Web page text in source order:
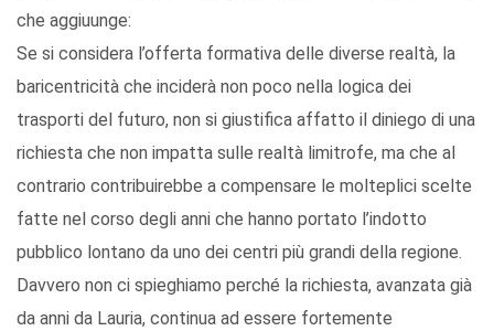
che aggiuunge:
Se si considera l’offerta formativa delle diverse realtà, la
baricentricità che inciderà non poco nella logica dei
trasporti del futuro, non si giustifica affatto il diniego di una
richiesta che non impatta sulle realtà limitrofe, ma che al
contrario contribuirebbe a compensare le molteplici scelte
fatte nel corso degli anni che hanno portato l’indotto
pubblico lontano da uno dei centri più grandi della regione.
Davvero non ci spieghiamo perché la richiesta, avanzata già
da anni da Lauria, continua ad essere fortemente